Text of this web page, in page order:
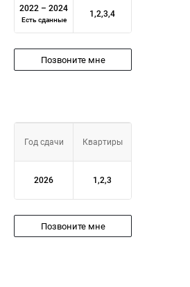
2022 – 2024
Есть сданные
1,2,3,4
Позвоните мне
Год сдачи Квартиры
2026 1,2,3
Позвоните мне